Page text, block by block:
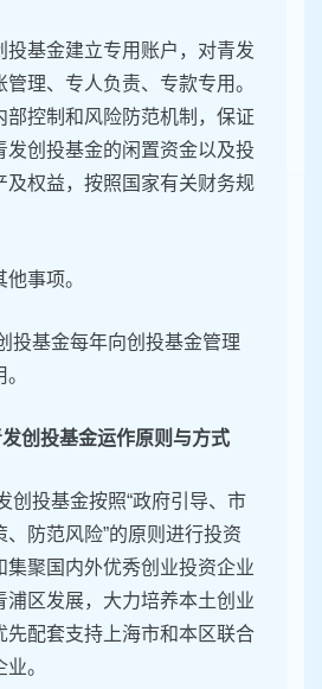
投基金建立专用账户，对青发
理、专人负责、专款专用。
部控制和风险防范机制，保证
发创投基金的闲置资金以及投
及权益，按照国家有关财务规
他事项。
投基金每年向创投基金管理
创投基金运作原则与方式
创投基金按照“政府引导、市
防范风险”的原则进行投资
集聚国内外优秀创业投资企业
浦区发展，大力培养本土创业
先配套支持上海市和本区联合
。